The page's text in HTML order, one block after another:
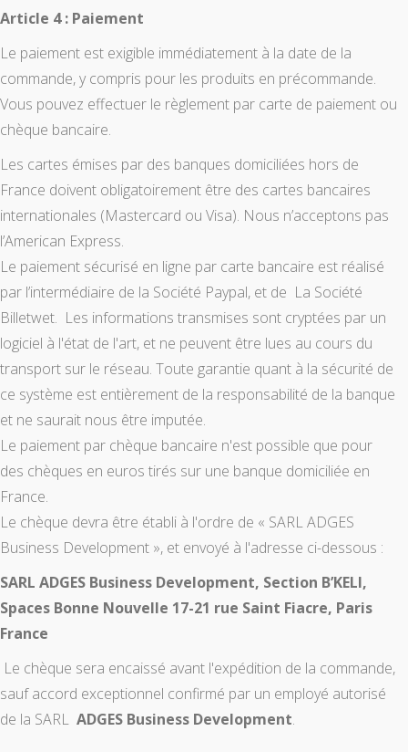
Article 4 : Paiement
Le paiement est exigible immédiatement à la date de la
commande, y compris pour les produits en précommande.
Vous pouvez effectuer le règlement par carte de paiement ou
chèque bancaire.
Les cartes émises par des banques domiciliées hors de
France doivent obligatoirement être des cartes bancaires
internationales (Mastercard ou Visa). Nous n’acceptons pas
l’American Express.
Le paiement sécurisé en ligne par carte bancaire est réalisé
par l’intermédiaire de la Société Paypal, et de La Société
Billetwet. Les informations transmises sont cryptées par un
logiciel à l'état de l'art, et ne peuvent être lues au cours du
transport sur le réseau. Toute garantie quant à la sécurité de
ce système est entièrement de la responsabilité de la banque
et ne saurait nous être imputée.
Le paiement par chèque bancaire n'est possible que pour
des chèques en euros tirés sur une banque domiciliée en
France.
Le chèque devra être établi à l'ordre de « SARL ADGES
Business Development », et envoyé à l'adresse ci-dessous :
SARL ADGES Business Development, Section B’KELI,
Spaces Bonne Nouvelle 17-21 rue Saint Fiacre, Paris
France
Le chèque sera encaissé avant l'expédition de la commande,
sauf accord exceptionnel confirmé par un employé autorisé
de la SARL ADGES Business Development.